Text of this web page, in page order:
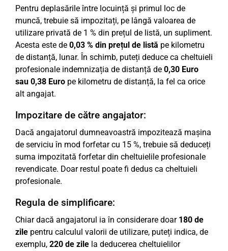
Pentru deplasările între locuință și primul loc de
muncă, trebuie să impozitați, pe lângă valoarea de
utilizare privată de 1 % din prețul de listă, un supliment.
Acesta este de 0,03 % din prețul de listă pe kilometru
de distanță, lunar. În schimb, puteți deduce ca cheltuieli
profesionale indemnizația de distanță de 0,30 Euro
sau 0,38 Euro pe kilometru de distanță, la fel ca orice
alt angajat.
Impozitare de către angajator:
Dacă angajatorul dumneavoastră impozitează mașina
de serviciu în mod forfetar cu 15 %, trebuie să deduceți
suma impozitată forfetar din cheltuielile profesionale
revendicate. Doar restul poate fi dedus ca cheltuieli
profesionale.
Regula de simplificare:
Chiar dacă angajatorul ia în considerare doar 180 de
zile pentru calculul valorii de utilizare, puteți indica, de
exemplu, 220 de zile la deducerea cheltuielilor